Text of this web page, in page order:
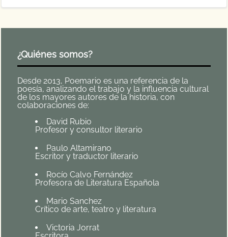
¿Quiénes somos?
Desde 2013, Poemario es una referencia de la
poesía, analizando el trabajo y la influencia cultural
de los mayores autores de la historia, con
colaboraciones de:
David Rubio
Profesor y consultor literario
Paulo Altamirano
Escritor y traductor literario
Rocío Calvo Fernández
Profesora de Literatura Española
Mario Sanchez
Crítico de arte, teatro y literatura
Victoria Jorrat